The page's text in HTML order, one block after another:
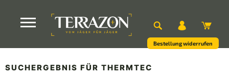
Bestellung widerrufen
SUCHERGEBNIS FÜR THERMTEC